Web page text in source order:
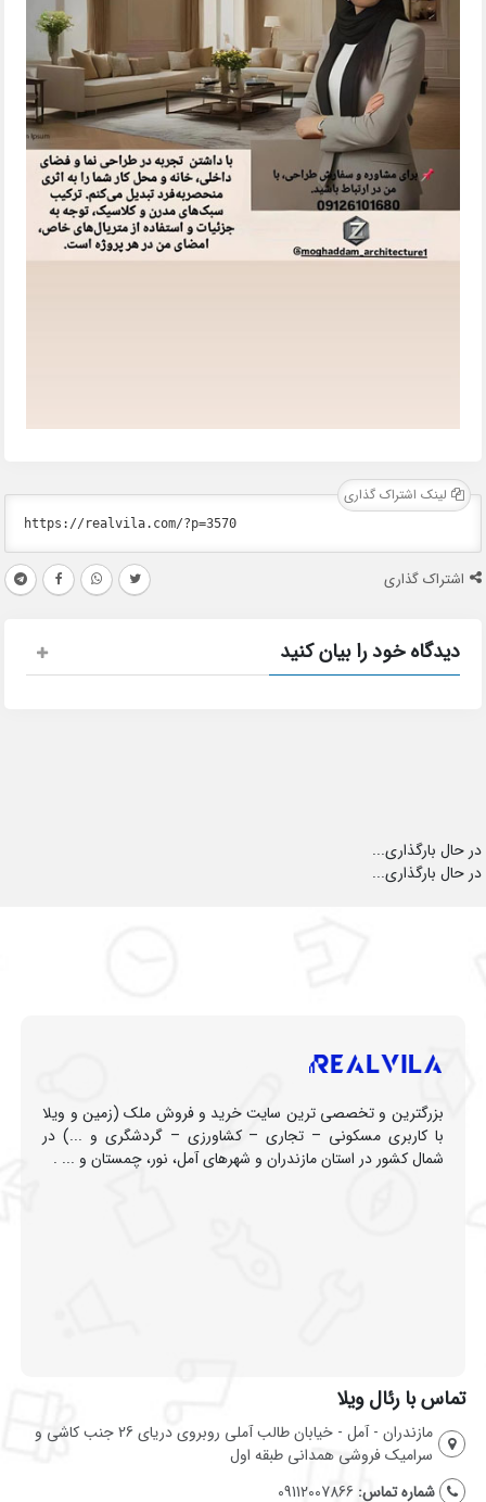
لینک اشتراک گذاری
اشتراک گذاری
دیدگاه خود را بیان کنید
در حال بارگذاری...
در حال بارگذاری...
بزرگترین و تخصصی ترین سایت خرید و فروش ملک (زمین و ویلا
با کاربری مسکونی – تجاری – کشاورزی – گردشگری و ...) در
شمال کشور در استان مازندران و شهرهای آمل، نور، چمستان و ... .
تماس با رئال ویلا
مازندران - آمل - خیابان طالب آملی روبروی دریای 26 جنب کاشی و
سرامیک فروشی همدانی طبقه اول
شماره تماس: 09112007866